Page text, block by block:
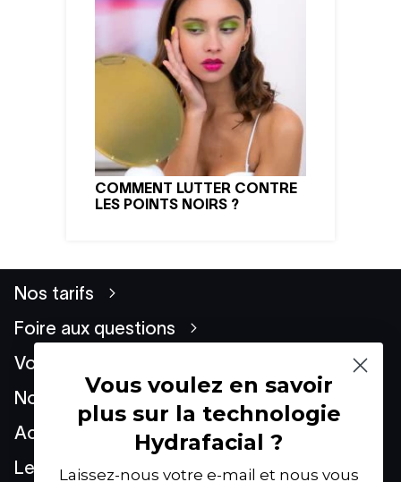
COMMENT LUTTER CONTRE
LES POINTS NOIRS ?
Nos tarifs
Foire aux questions
Vos préoccupations
Nos techniques
Actualités
Le Groupe
Vous voulez en savoir
plus sur la technologie
Hydrafacial ?
Laissez-nous votre e-mail et nous vous